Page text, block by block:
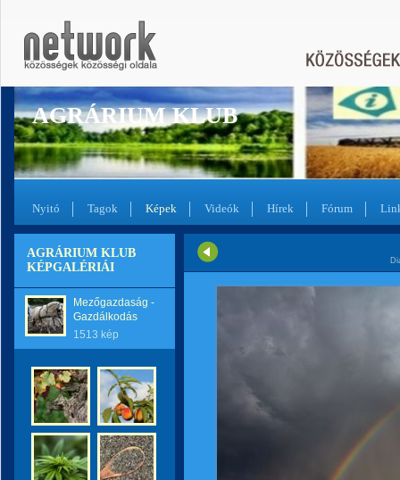
AGRÁRIUM KLUB
Nyitó Tagok Képek Videók Hírek Fórum
AGRÁRIUM KLUB
KÉPGALÉRIÁI
Mezőgazdaság -
Gazdálkodás
1513 kép